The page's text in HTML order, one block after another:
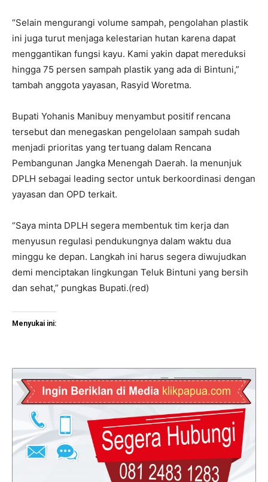
“Selain mengurangi volume sampah, pengolahan plastik
ini juga turut menjaga kelestarian hutan karena dapat
menggantikan fungsi kayu. Kami yakin dapat mereduksi
hingga 75 persen sampah plastik yang ada di Bintuni,”
tambah anggota yayasan, Rasyid Woretma.
Bupati Yohanis Manibuy menyambut positif rencana
tersebut dan menegaskan pengelolaan sampah sudah
menjadi prioritas yang tertuang dalam Rencana
Pembangunan Jangka Menengah Daerah. Ia menunjuk
DPLH sebagai leading sector untuk berkoordinasi dengan
yayasan dan OPD terkait.
“Saya minta DPLH segera membentuk tim kerja dan
menyusun regulasi pendukungnya dalam waktu dua
minggu ke depan. Langkah ini harus segera diwujudkan
demi menciptakan lingkungan Teluk Bintuni yang bersih
dan sehat,” pungkas Bupati.(red)
Menyukai ini: